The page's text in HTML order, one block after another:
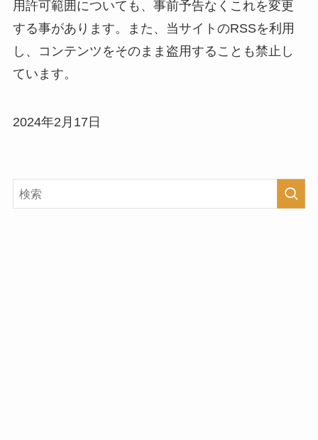
用許可範囲についても、事前予告なくこれを変更
する事があります。また、当サイトのRSSを利用
し、コンテンツをそのまま盗用することも禁止し
ています。
2024年2月17日